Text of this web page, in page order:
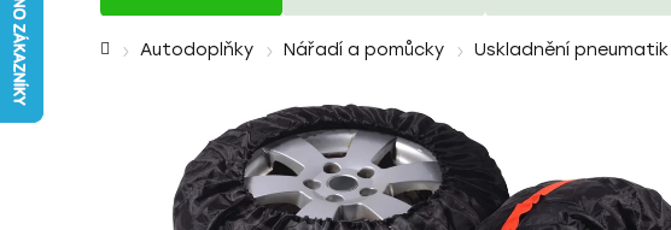
Domů Autodoplňky Nářadí a pomůcky Uskladnění pneumatik